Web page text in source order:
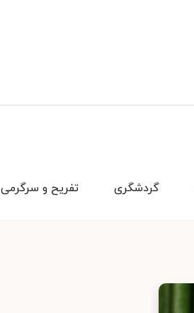
تفریح و سرگرمی گردشگری